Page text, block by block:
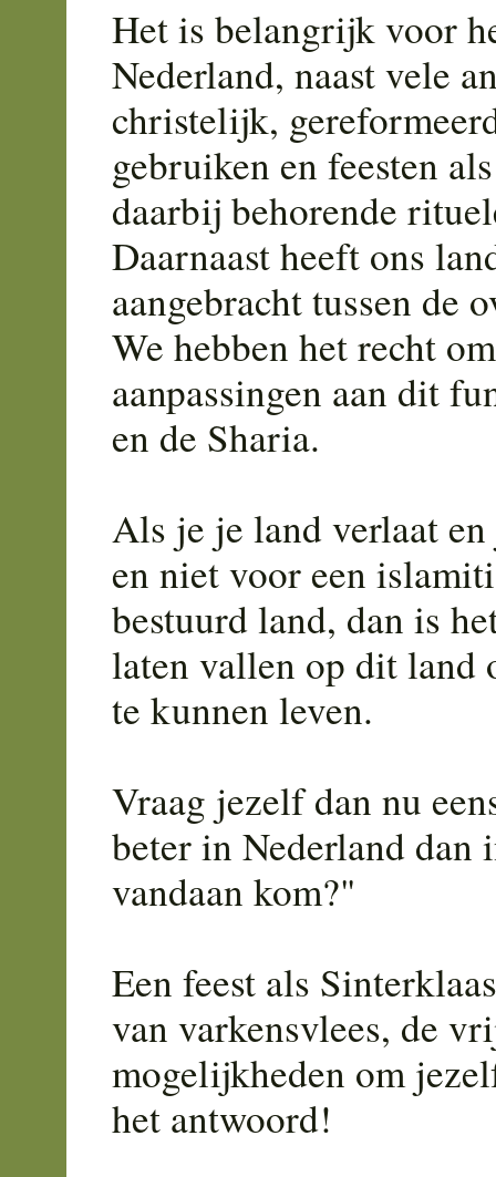
Het is belangrijk voor
Nederland, naast vele
christelijk,
gebruiken en feesten
daarbij behorende
Daarnaast heeft ons
aangebracht tussen de
We hebben het recht
aanpassingen aan dit
en de Sharia.
Als je je land verlaat
en niet voor een
bestuurd land, dan is
laten vallen op dit land
te kunnen leven.
Vraag jezelf dan nu
beter in Nederland dan
vandaan kom?"
Een feest als
van varkensvlees, de
mogelijkheden om
het antwoord!